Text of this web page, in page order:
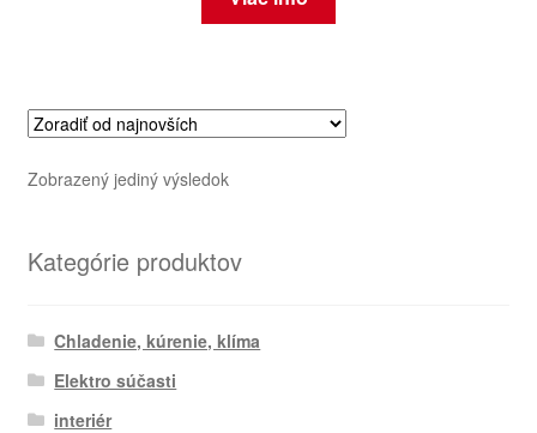
Zobrazený jediný výsledok
Kategórie produktov
Chladenie, kúrenie, klíma
Elektro súčasti
interiér